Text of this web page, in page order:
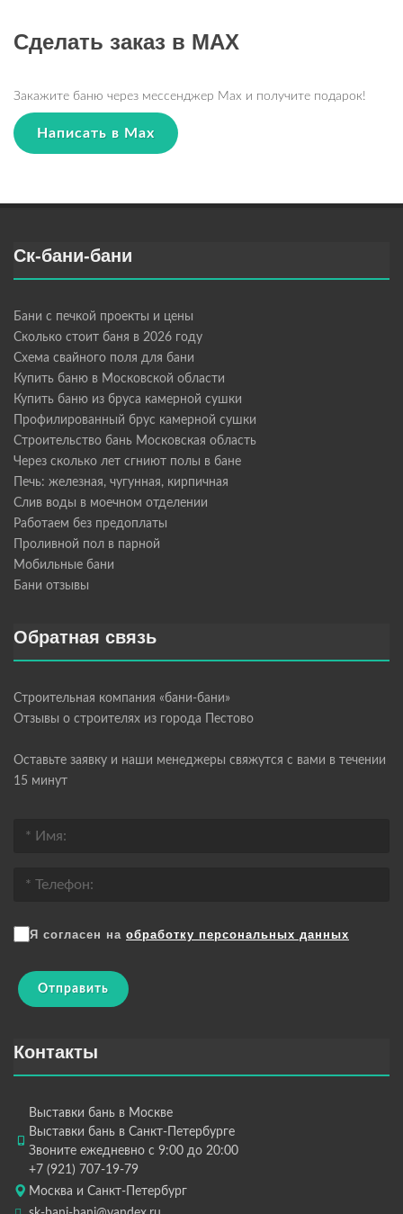
Сделать заказ в MAX
Закажите баню через мессенджер Max и получите подарок!
Написать в Max
Ск-бани-бани
Бани с печкой проекты и цены
Сколько стоит баня в 2026 году
Схема свайного поля для бани
Купить баню в Московской области
Купить баню из бруса камерной сушки
Профилированный брус камерной сушки
Строительство бань Московская область
Через сколько лет сгниют полы в бане
Печь: железная, чугунная, кирпичная
Слив воды в моечном отделении
Работаем без предоплаты
Проливной пол в парной
Мобильные бани
Бани отзывы
Обратная связь
Строительная компания «бани-бани»
Отзывы о строителях из города Пестово
Оставьте заявку и наши менеджеры свяжутся с вами в течении
15 минут
Я согласен на обработку персональных данных
Отправить
Контакты
Выставки бань в Москве
Выставки бань в Санкт-Петербурге
Звоните ежедневно с 9:00 до 20:00
+7 (921) 707-19-79
Москва и Санкт-Петербург